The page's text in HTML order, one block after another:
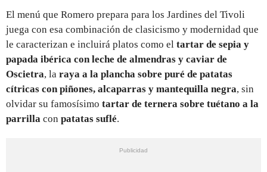
El menú que Romero prepara para los Jardines del Tivoli
juega con esa combinación de clasicismo y modernidad que
le caracterizan e incluirá platos como el tartar de sepia y
papada ibérica con leche de almendras y caviar de
Oscietra, la raya a la plancha sobre puré de patatas
cítricas con piñones, alcaparras y mantequilla negra, sin
olvidar su famosísimo tartar de ternera sobre tuétano a la
parrilla con patatas suflé.